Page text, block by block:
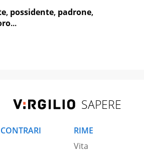
, possidente, padrone,
...
SAPERE
RIME
Vita